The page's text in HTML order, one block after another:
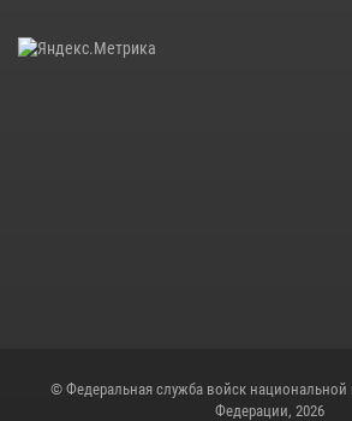
© Федеральная служба войск национальной
Федерации, 2026